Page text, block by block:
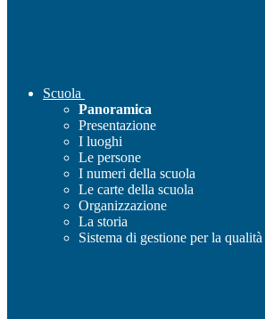
Scuola
Panoramica
Presentazione
I luoghi
Le persone
I numeri della scuola
Le carte della scuola
Organizzazione
La storia
Sistema di gestione per la qualità